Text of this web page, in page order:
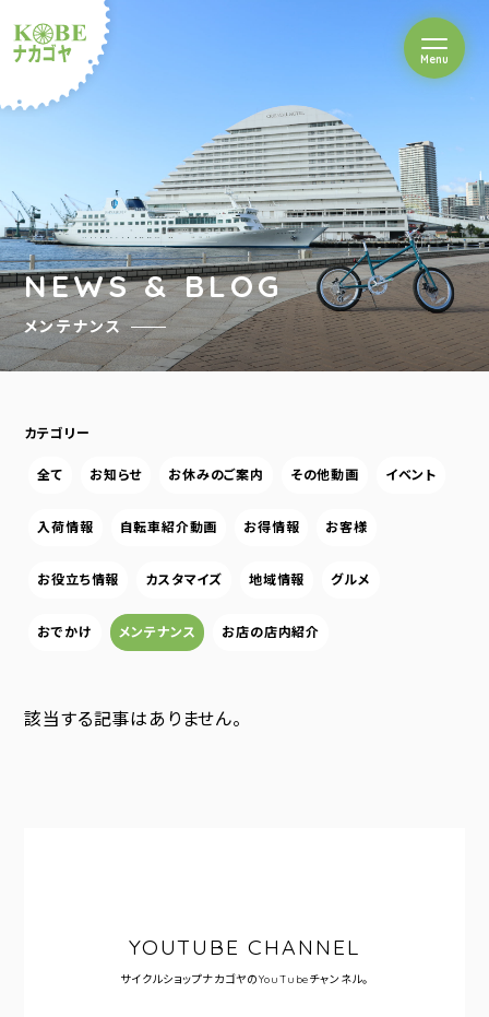
ルショップナカゴヤ
Menuを開閉
NEWS & BLOG
メンテナンス
カテゴリー
全て お知らせ お休みのご案内 その他動画 イベント
入荷情報 自転車紹介動画 お得情報 お客様
お役立ち情報 カスタマイズ 地域情報 グルメ
おでかけ メンテナンス お店の店内紹介
該当する記事はありません。
YOUTUBE CHANNEL
サイクルショップナカゴヤのYouTubeチャンネル。